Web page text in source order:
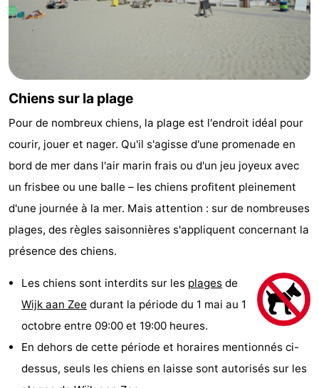
Chiens sur la plage
Pour de nombreux chiens, la plage est l'endroit idéal pour
courir, jouer et nager. Qu'il s'agisse d'une promenade en
bord de mer dans l'air marin frais ou d'un jeu joyeux avec
un frisbee ou une balle – les chiens profitent pleinement
d'une journée à la mer. Mais attention : sur de nombreuses
plages, des règles saisonnières s'appliquent concernant la
présence des chiens.
Les chiens sont interdits sur les plages de
Wijk aan Zee durant la période du 1 mai au 1
octobre entre 09:00 et 19:00 heures.
En dehors de cette période et horaires mentionnés ci-
dessus, seuls les chiens en laisse sont autorisés sur les